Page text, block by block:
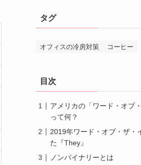
タグ
オフィスの冷房対策 コーヒー
目次
アメリカの「ワード・オブ
って何？
2019年ワード・オブ・ザ・
た『They』
ノンバイナリーとは